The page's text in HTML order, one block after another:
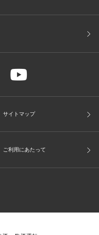
サイトマップ
ご利用にあたって